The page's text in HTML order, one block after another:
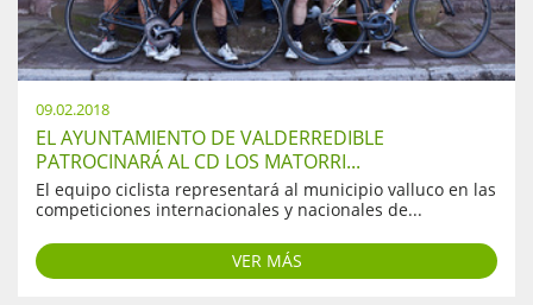
09.02.2018
EL AYUNTAMIENTO DE VALDERREDIBLE
PATROCINARÁ AL CD LOS MATORRI...
El equipo ciclista representará al municipio valluco en las
competiciones internacionales y nacionales de...
VER MÁS